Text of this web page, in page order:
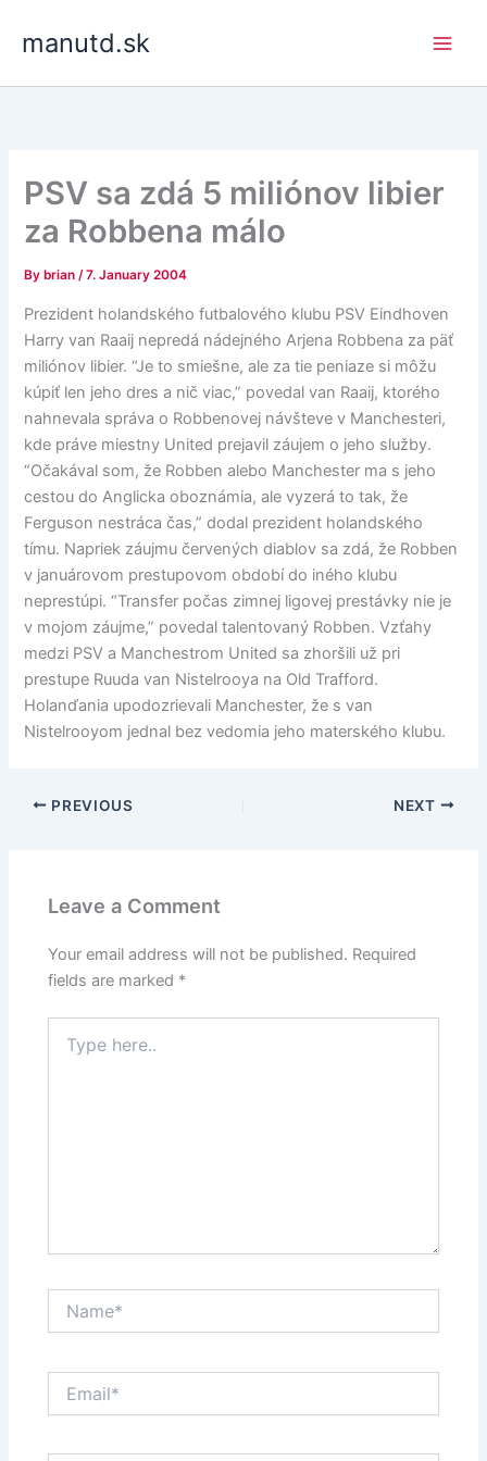
manutd.sk
PSV sa zdá 5 miliónov libier
za Robbena málo
By brian/7. January 2004
Prezident holandského futbalového klubu PSV Eindhoven
Harry van Raaij nepredá nádejného Arjena Robbena za päť
miliónov libier. “Je to smiešne, ale za tie peniaze si môžu
kúpiť len jeho dres a nič viac,” povedal van Raaij, ktorého
nahnevala správa o Robbenovej návšteve v Manchesteri,
kde práve miestny United prejavil záujem o jeho služby.
“Očakával som, že Robben alebo Manchester ma s jeho
cestou do Anglicka oboznámia, ale vyzerá to tak, že
Ferguson nestráca čas,” dodal prezident holandského
tímu. Napriek záujmu červených diablov sa zdá, že Robben
v januárovom prestupovom období do iného klubu
neprestúpi. “Transfer počas zimnej ligovej prestávky nie je
v mojom záujme,” povedal talentovaný Robben. Vzťahy
medzi PSV a Manchestrom United sa zhoršili už pri
prestupe Ruuda van Nistelrooya na Old Trafford.
Holanďania upodozrievali Manchester, že s van
Nistelrooyom jednal bez vedomia jeho materského klubu.
PREVIOUS NEXT
Leave a Comment
Your email address will not be published. Required
fields are marked *
here..